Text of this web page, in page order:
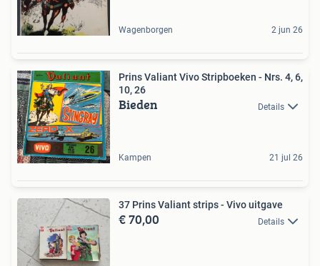
Wagenborgen 2 jun 26
Prins Valiant Vivo Stripboeken - Nrs. 4, 6,
10, 26
Bieden Details
Kampen 21 jul 26
37 Prins Valiant strips - Vivo uitgave
€ 70,00 Details